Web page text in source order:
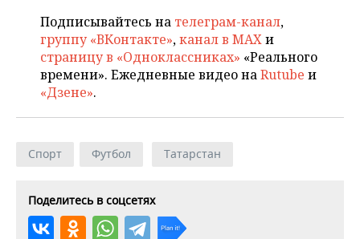
ВОЛЕЙБОЛ
КИБЕРСПОРТ
ФИГУРНОЕ КАТАНИЕ
ИСТОРИЯ
КУЛЬТУРА
МЕДИЦИНА
СПИСОК ПЕРСОН
СПИСОК КОМПАНИЙ
ПОЛНАЯ ВЕРСИЯ
Подписывайтесь на телеграм-канал,
группу «ВКонтакте»,канал в MAXи
страницу в «Одноклассниках» «Реального
времени». Ежедневные видео наRutube и
«Дзене».
Спорт Футбол Татарстан
Поделитесь в соцсетях